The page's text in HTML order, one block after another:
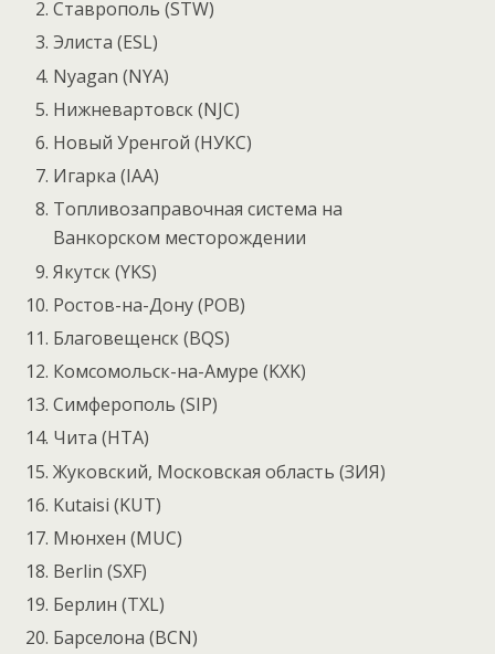
Ставрополь (STW)
Элиста (ESL)
Nyagan (NYA)
Нижневартовск (NJC)
Новый Уренгой (НУКС)
Игарка (IAA)
Топливозаправочная система на
Ванкорском месторождении
Якутск (YKS)
Ростов-на-Дону (РОВ)
Благовещенск (BQS)
Комсомольск-на-Амуре (KXK)
Симферополь (SIP)
Чита (HTA)
Жуковский, Московская область (ЗИЯ)
Kutaisi (KUT)
Мюнхен (MUC)
Berlin (SXF)
Берлин (TXL)
Барселона (BCN)